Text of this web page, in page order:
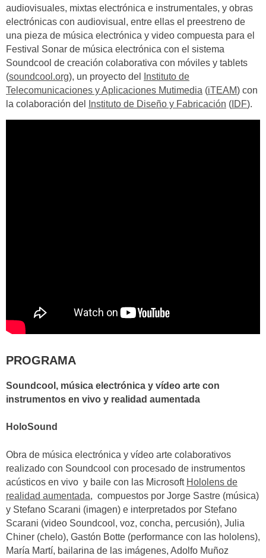
audiovisuales, mixtas electrónica e instrumentales, y obras
electrónicas con audiovisual, entre ellas el preestreno de
una pieza de música electrónica y video compuesta para el
Festival Sonar de música electrónica con el sistema
Soundcool de creación colaborativa con móviles y tablets
(soundcool.org), un proyecto del
Instituto de
Telecomunicaciones y Aplicaciones Mutimedia (iTEAM) con
la colaboración del
Instituto de Diseño y Fabricación ( IDF).
PROGRAMA
Soundcool, música electrónica y vídeo arte con
instrumentos en vivo y realidad aumentada
HoloSound
Obra de música electrónica y vídeo arte colaborativos
realizado con Soundcool con procesado de instrumentos
acústicos en vivo y baile con las Microsoft Hololens de
realidad aumentada, compuestos por Jorge Sastre (música)
y Stefano Scarani (imagen) e interpretados por Stefano
Scarani (video Soundcool, voz, concha, percusión), Julia
Chiner (chelo), Gastón Botte (performance con las hololens),
María Martí, bailarina de las imágenes, Adolfo Muñoz